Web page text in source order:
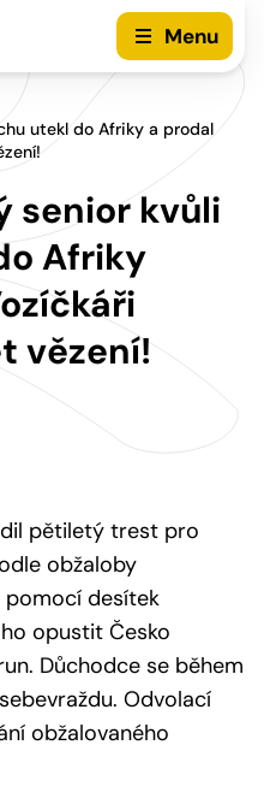
Menu
utekl do Afriky a prodal
senior kvůli
Afriky
vězení!
pětiletý trest pro
obžaloby
pomocí desítek
opustit Česko
Důchodce se během
Odvolací
obžalovaného